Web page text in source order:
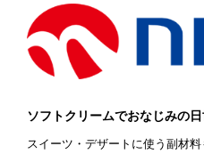
ソフトクリームでおなじみの
スイーツ・デザートに使う副材